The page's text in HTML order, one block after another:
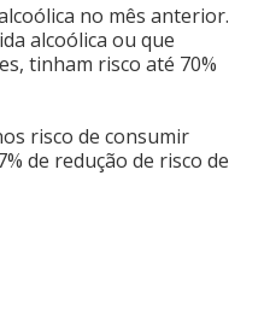
no mês anterior.
alcoólica ou que
tinham risco até 70%
risco de consumir
de redução de risco de